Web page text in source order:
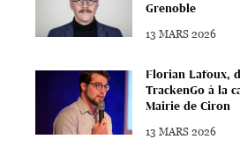
Grenoble
13 MARS 2026
Florian Lafoux,
TrackenGo à la
Mairie de Ciron
13 MARS 2026